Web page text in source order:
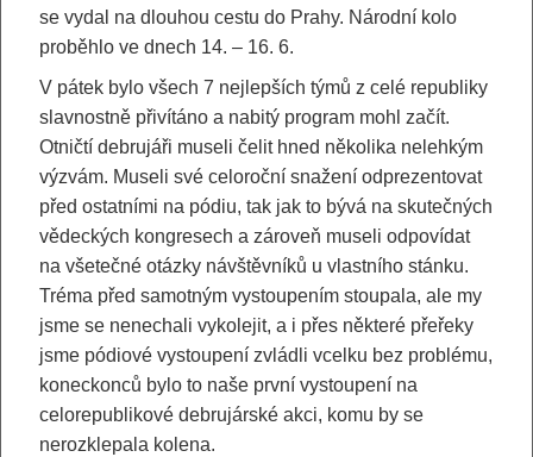
se vydal na dlouhou cestu do Prahy. Národní kolo
proběhlo ve dnech 14. – 16. 6.
V pátek bylo všech 7 nejlepších týmů z celé republiky
slavnostně přivítáno a nabitý program mohl začít.
Otničtí debrujáři museli čelit hned několika nelehkým
výzvám. Museli své celoroční snažení odprezentovat
před ostatními na pódiu, tak jak to bývá na skutečných
vědeckých kongresech a zároveň museli odpovídat
na všetečné otázky návštěvníků u vlastního stánku.
Tréma před samotným vystoupením stoupala, ale my
jsme se nenechali vykolejit, a i přes některé přeřeky
jsme pódiové vystoupení zvládli vcelku bez problému,
koneckonců bylo to naše první vystoupení na
celorepublikové debrujárské akci, komu by se
nerozklepala kolena.